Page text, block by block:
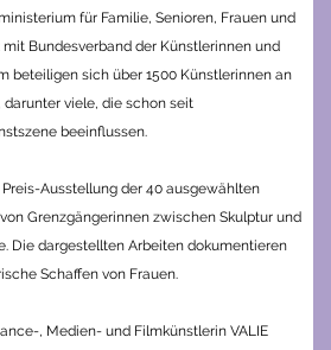
für Familie, Senioren, Frauen und
Bundesverband der Künstlerinnen und
beteiligen sich über 1500 Künstlerinnen an
viele, die schon seit
beeinflussen.
Ausstellung der 40 ausgewählten
Grenzgängerinnen zwischen Skulptur und
Die dargestellten Arbeiten dokumentieren
Schaffen von Frauen.
, Medien- und Filmkünstlerin VALIE